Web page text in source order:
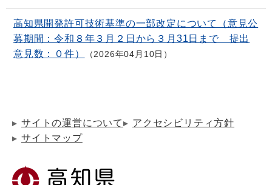
高知県開発許可技術基準の一部改定について（意見公
募期間：令和８年３月２日から３月31日まで 提出
意見数：０件）
2026年04月10日
サイトの運営について
アクセシビリティ方針
サイトマップ